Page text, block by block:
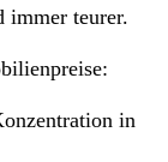
immer teurer.
in